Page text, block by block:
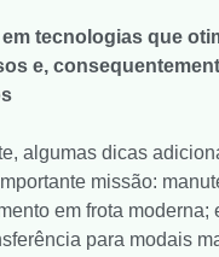
em tecnologias que
e,
algumas dicas
missão:
em frota moderna;
para modais